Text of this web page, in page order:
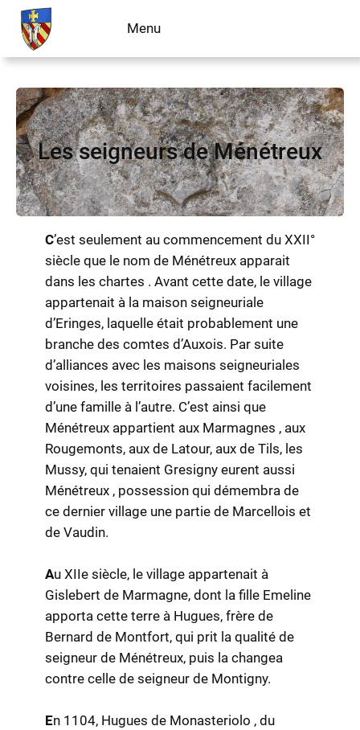
Aller
contenu
Menu
Les seigneurs de Ménétreux
C’est seulement au commencement du XXII°
siècle que le nom de Ménétreux apparait
dans les chartes . Avant cette date, le village
appartenait à la maison seigneuriale
d’Eringes, laquelle était probablement une
branche des comtes d’Auxois. Par suite
d’alliances avec les maisons seigneuriales
voisines, les territoires passaient facilement
d’une famille à l’autre. C’est ainsi que
Ménétreux appartient aux Marmagnes , aux
Rougemonts, aux de Latour, aux de Tils, les
Mussy, qui tenaient Gresigny eurent aussi
Ménétreux , possession qui démembra de
ce dernier village une partie de Marcellois et
de Vaudin.
Au XIIe siècle, le village appartenait à
Gislebert de Marmagne, dont la fille Emeline
apporta cette terre à Hugues, frère de
Bernard de Montfort, qui prit la qualité de
seigneur de Ménétreux, puis la changea
contre celle de seigneur de Montigny.
En 1104, Hugues de Monasteriolo , du